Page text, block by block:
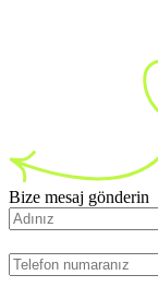
Bize mesaj gönderin